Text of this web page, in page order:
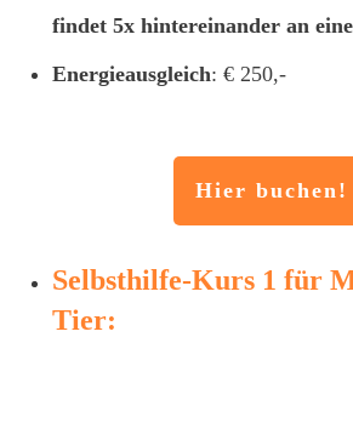
findet 5x hintereinander an
Energieausgleich: € 250,-
Hier buchen!
Selbsthilfe-Kurs 1 für
Tier: